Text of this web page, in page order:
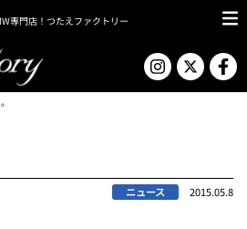
専門店！つたえファクトリー
ニュース 2015.05.8